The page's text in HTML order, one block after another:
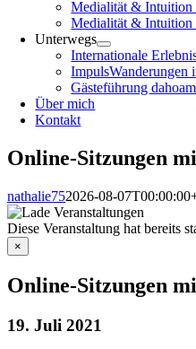
Medialität & Intuition
Medialität & Intuition
Unterwegs
Internationale
ImpulsWanderungen
Gästeführung dahoam
Über mich
Kontakt
Online-Sitzungen
nathalie752026-08-
Diese Veranstaltung hat bereits
×
Online-Sitzungen
19. Juli 2021